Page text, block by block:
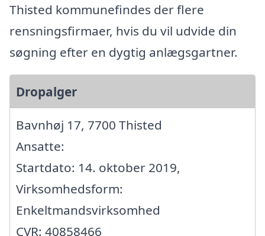
Thisted kommunefindes der flere
rensningsfirmaer, hvis du vil udvide din
søgning efter en dygtig anlægsgartner.
Dropalger
Bavnhøj 17, 7700 Thisted
Ansatte:
Startdato: 14. oktober 2019,
Virksomhedsform:
Enkeltmandsvirksomhed
CVR: 40858466